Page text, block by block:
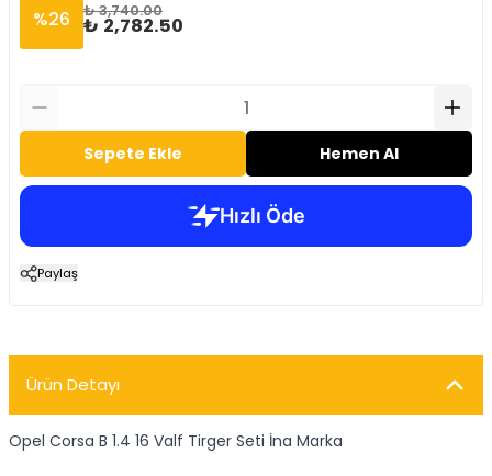
%26 ₺ 3,740.00
₺ 2,782.50
Sepete Ekle Hemen Al
Paylaş
Ürün Detayı
Opel Corsa B 1.4 16 Valf Tirger Seti İna Marka